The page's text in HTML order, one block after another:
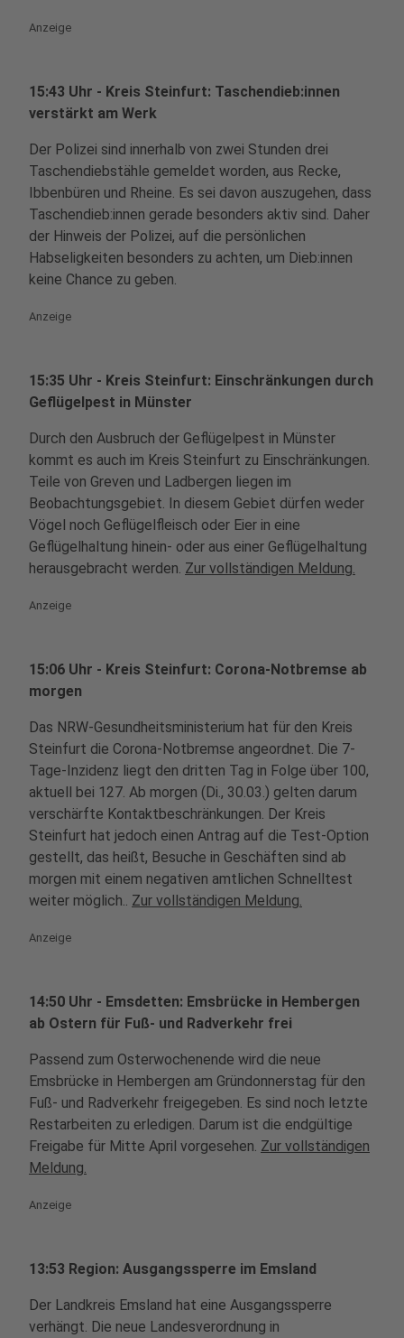
Anzeige
15:43 Uhr - Kreis Steinfurt: Taschendieb:innen
verstärkt am Werk
Der Polizei sind innerhalb von zwei Stunden drei
Taschendiebstähle gemeldet worden, aus Recke,
Ibbenbüren und Rheine. Es sei davon auszugehen, dass
Taschendieb:innen gerade besonders aktiv sind. Daher
der Hinweis der Polizei, auf die persönlichen
Habseligkeiten besonders zu achten, um Dieb:innen
keine Chance zu geben.
Anzeige
15:35 Uhr - Kreis Steinfurt: Einschränkungen durch
Geflügelpest in Münster
Durch den Ausbruch der Geflügelpest in Münster
kommt es auch im Kreis Steinfurt zu Einschränkungen.
Teile von Greven und Ladbergen liegen im
Beobachtungsgebiet. In diesem Gebiet dürfen weder
Vögel noch Geflügelfleisch oder Eier in eine
Geflügelhaltung hinein- oder aus einer Geflügelhaltung
herausgebracht werden. Zur vollständigen Meldung.
Anzeige
15:06 Uhr - Kreis Steinfurt: Corona-Notbremse ab
morgen
Das NRW-Gesundheitsministerium hat für den Kreis
Steinfurt die Corona-Notbremse angeordnet. Die 7-
Tage-Inzidenz liegt den dritten Tag in Folge über 100,
aktuell bei 127. Ab morgen (Di., 30.03.) gelten darum
verschärfte Kontaktbeschränkungen. Der Kreis
Steinfurt hat jedoch einen Antrag auf die Test-Option
gestellt, das heißt, Besuche in Geschäften sind ab
morgen mit einem negativen amtlichen Schnelltest
weiter möglich.. Zur vollständigen Meldung.
Anzeige
14:50 Uhr - Emsdetten: Emsbrücke in Hembergen
ab Ostern für Fuß- und Radverkehr frei
Passend zum Osterwochenende wird die neue
Emsbrücke in Hembergen am Gründonnerstag für den
Fuß- und Radverkehr freigegeben. Es sind noch letzte
Restarbeiten zu erledigen. Darum ist die endgültige
Freigabe für Mitte April vorgesehen. Zur vollständigen
Meldung.
Anzeige
13:53 Region: Ausgangssperre im Emsland
Der Landkreis Emsland hat eine Ausgangssperre
verhängt. Die neue Landesverordnung in